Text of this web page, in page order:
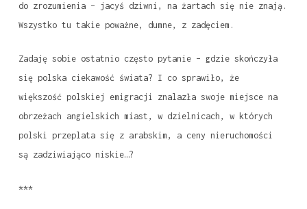
do zrozumienia – jacyś dziwni, na żartach się nie znają.
Wszystko tu takie poważne, dumne, z zadęciem.
Zadaję sobie ostatnio często pytanie – gdzie skończyła
się polska ciekawość świata? I co sprawiło, że
większość polskiej emigracji znalazła swoje miejsce na
obrzeżach angielskich miast, w dzielnicach, w których
polski przeplata się z arabskim, a ceny nieruchomości
są zadziwiająco niskie…?
***